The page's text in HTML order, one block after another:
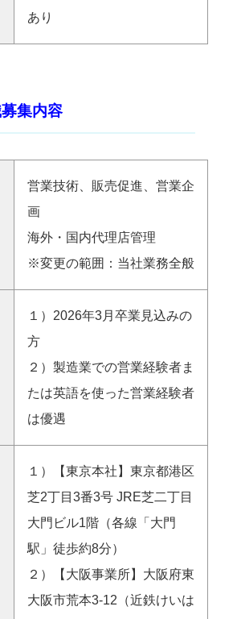
あり
集内容
営業技術、販売促進、営業企
画
海外・国内代理店管理
※変更の範囲：当社業務全般
１）2026年3月卒業見込みの
方
２）製造業での営業経験者ま
たは英語を使った営業経験者
は優遇
１）【東京本社】東京都港区
芝2丁目3番3号 JRE芝二丁目
大門ビル1階（各線「大門
駅」徒歩約8分）
２）【大阪事業所】大阪府東
大阪市荒本3-12（近鉄けいは